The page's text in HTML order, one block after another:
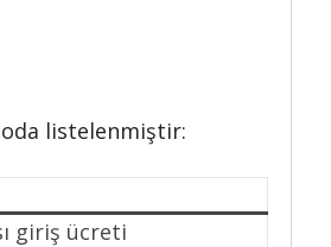
listelenmiştir:
giriş ücreti